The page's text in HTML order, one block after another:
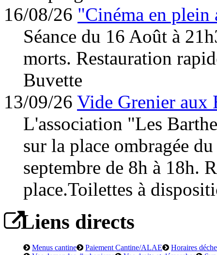
16/08/26 "Cinéma en plein
Séance du 16 Août à
morts. Restauration
Buvette
13/09/26 Vide Grenier aux
L'association "Les
sur la place ombragée
septembre de 8h à 18h.
place.Toilettes à
Liens directs
Menus cantine Paiement Cantine/ALAE
Horaires